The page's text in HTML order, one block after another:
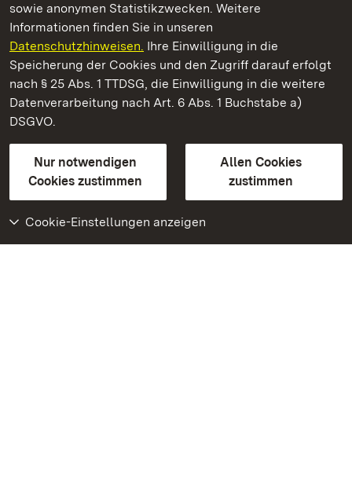
sowie anonymen Statistikzwecken. Weitere
Informationen finden Sie in unseren
Datenschutzhinweisen. Ihre Einwilligung in die
Speicherung der Cookies und den Zugriff darauf erfolgt
nach § 25 Abs. 1 TTDSG, die Einwilligung in die weitere
Datenverarbeitung nach Art. 6 Abs. 1 Buchstabe a)
DSGVO.
Nur notwendigen
Cookies zustimmen
Allen Cookies
zustimmen
Cookie-Einstellungen anzeigen
Kloster Grosscomburg
Staatliche Schlösser und Gärten Baden-Württemberg
Kontakt
GebärdenspracheLeichte Sprache
Erklärung zur Barrierefreiheit
BITV-konform (geprüfte Seiten)
Weiteres